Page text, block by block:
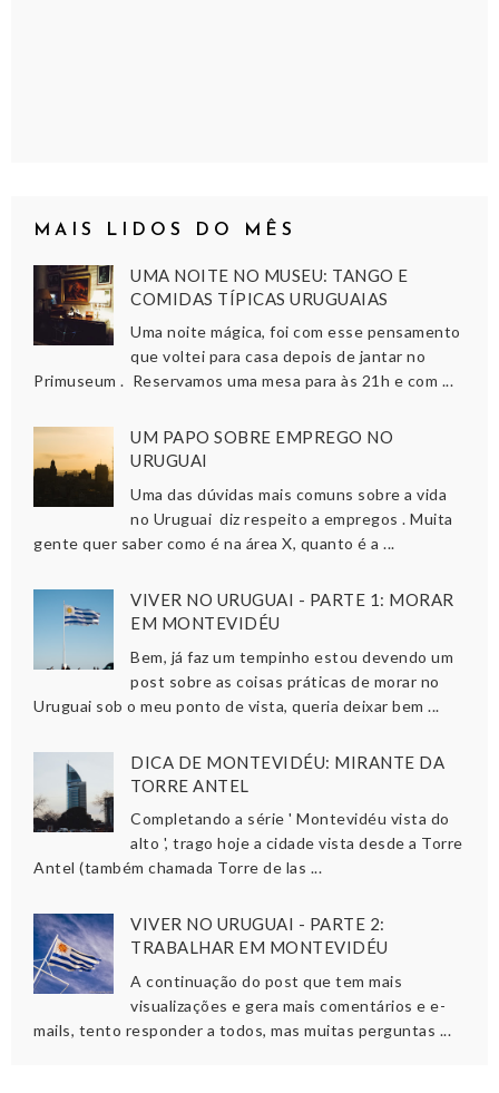
MAIS LIDOS DO MÊS
UMA NOITE NO MUSEU: TANGO E
COMIDAS TÍPICAS URUGUAIAS
Uma noite mágica, foi com esse pensamento
que voltei para casa depois de jantar no
Primuseum . Reservamos uma mesa para às 21h e com ...
UM PAPO SOBRE EMPREGO NO
URUGUAI
Uma das dúvidas mais comuns sobre a vida
no Uruguai diz respeito a empregos . Muita
gente quer saber como é na área X, quanto é a ...
VIVER NO URUGUAI - PARTE 1: MORAR
EM MONTEVIDÉU
Bem, já faz um tempinho estou devendo um
post sobre as coisas práticas de morar no
Uruguai sob o meu ponto de vista, queria deixar bem ...
DICA DE MONTEVIDÉU: MIRANTE DA
TORRE ANTEL
Completando a série ' Montevidéu vista do
alto ', trago hoje a cidade vista desde a Torre
Antel (também chamada Torre de las ...
VIVER NO URUGUAI - PARTE 2:
TRABALHAR EM MONTEVIDÉU
A continuação do post que tem mais
visualizações e gera mais comentários e e-
mails, tento responder a todos, mas muitas perguntas ...